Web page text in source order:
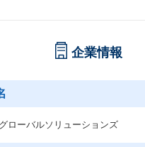
企業情報
ローバルソリューションズ